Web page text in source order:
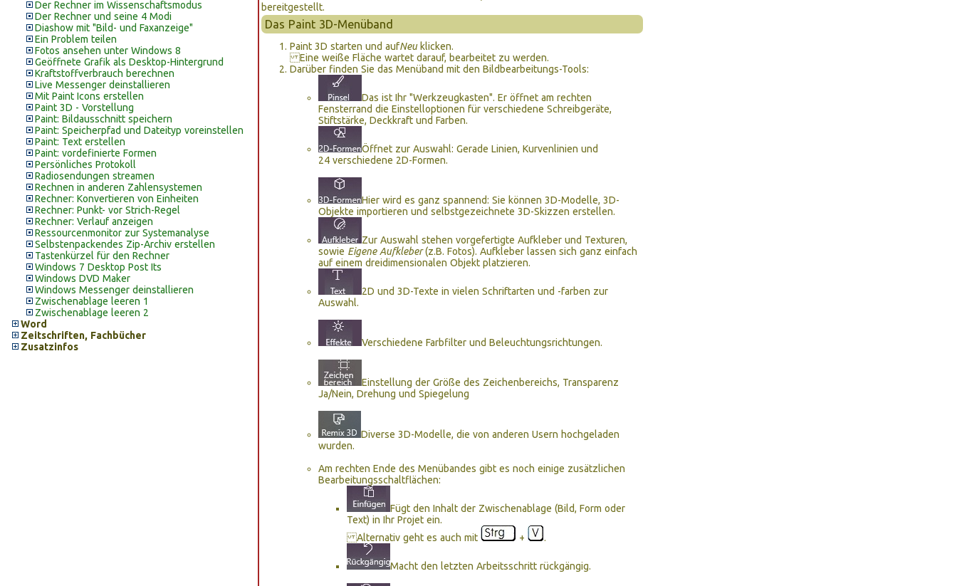
Der Rechner im Wissenschaftsmodus
Der Rechner und seine 4 Modi
Diashow mit "Bild- und Faxanzeige"
Ein Problem teilen
Fotos ansehen unter Windows 8
Geöffnete Grafik als Desktop-Hintergrund
Kraftstoffverbrauch berechnen
Live Messenger deinstallieren
Mit Paint Icons erstellen
Paint 3D - Vorstellung
Paint: Bildausschnitt speichern
Paint: Speicherpfad und Dateityp voreinstellen
Paint: Text erstellen
Paint: vordefinierte Formen
Persönliches Protokoll
Radiosendungen streamen
Rechnen in anderen Zahlensystemen
Rechner: Konvertieren von Einheiten
Rechner: Punkt- vor Strich-Regel
Rechner: Verlauf anzeigen
Ressourcenmonitor zur Systemanalyse
Selbstenpackendes Zip-Archiv erstellen
Tastenkürzel für den Rechner
Windows 7 Desktop Post Its
Windows DVD Maker
Windows Messenger deinstallieren
Zwischenablage leeren 1
Zwischenablage leeren 2
Word
Zeitschriften, Fachbücher
Zusatzinfos
bereitgestellt.
Das Paint 3D-Menüband
Paint 3D starten und aufNeuklicken.
Eine weiße Fläche wartet darauf, bearbeitet zu werden.
Darüber finden Sie das Menüband mit den Bildbearbeitungs-Tools:
Das ist Ihr "Werkzeugkasten". Er öffnet am rechten
Fensterrand die Einstelloptionen für verschiedene Schreibgeräte,
Stiftstärke, Deckkraft und Farben.
Öffnet zur Auswahl: Gerade Linien, Kurvenlinien und
24 verschiedene 2D-Formen.
Hier wird es ganz spannend: Sie können 3D-Modelle, 3D-
Objekte importieren und selbstgezeichnete 3D-Skizzen erstellen.
Zur Auswahl stehen vorgefertigte Aufkleber und Texturen,
sowie Eigene Aufkleber(z.B. Fotos). Aufkleber lassen sich ganz einfach
auf einem dreidimensionalen Objekt platzieren.
2D und 3D-Texte in vielen Schriftarten und -farben zur
Auswahl.
Verschiedene Farbfilter und Beleuchtungsrichtungen.
Einstellung der Größe des Zeichenbereichs, Transparenz
Ja/Nein, Drehung und Spiegelung
Diverse 3D-Modelle, die von anderen Usern hochgeladen
wurden.
Am rechten Ende des Menübandes gibt es noch einige zusätzlichen
Bearbeitungsschaltflächen:
Fügt den Inhalt der Zwischenablage (Bild, Form oder
Text) in Ihr Projet ein.
Alternativ geht es auch mit
+ .
Macht den letzten Arbeitsschritt rückgängig.